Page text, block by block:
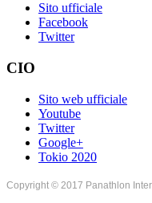
Sito ufficiale
Facebook
Twitter
CIO
Sito web ufficiale
Youtube
Twitter
Google+
Tokio 2020
Copyright © 2017 Panathlon